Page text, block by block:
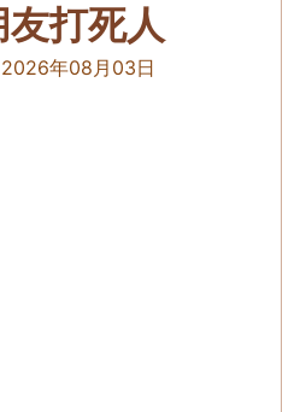
打死人
2026年08月03日